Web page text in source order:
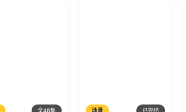
全48集 动漫 已完结